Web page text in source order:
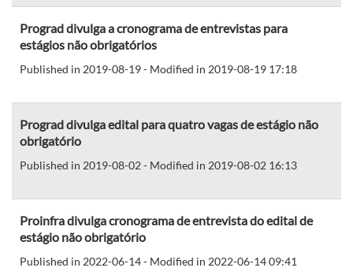
Prograd divulga a cronograma de entrevistas para
estágios não obrigatórios
Published in 2019-08-19 - Modified in 2019-08-19 17:18
Prograd divulga edital para quatro vagas de estágio não
obrigatório
Published in 2019-08-02 - Modified in 2019-08-02 16:13
Proinfra divulga cronograma de entrevista do edital de
estágio não obrigatório
Published in 2022-06-14 - Modified in 2022-06-14 09:41